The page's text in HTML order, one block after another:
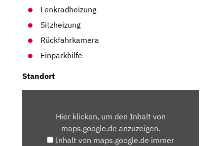
Lenkradheizung
Sitzheizung
Rückfahrkamera
Einparkhilfe
Standort
MAPS.GOOGLE.DEHier klicken, um den Inhalt von
maps.google.de anzuzeigen.
Inhalt von maps.google.de immer